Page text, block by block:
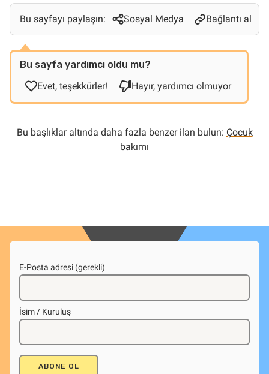
Bu sayfayı paylaşın: Sosyal Medya Bağlantı al
Bu sayfa yardımcı oldu mu?
Evet, teşekkürler!
Hayır, yardımcı olmuyor
Bu başlıklar altında daha fazla benzer ilan bulun: Çocuk
bakımı
E-Posta adresi (gerekli)
İsim / Kuruluş